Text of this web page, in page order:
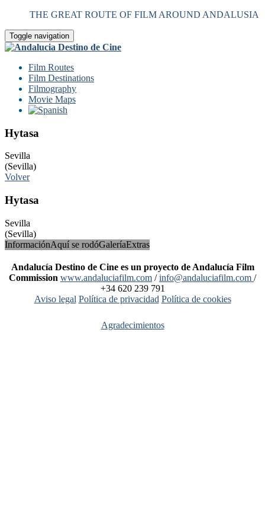
THE GREAT ROUTE OF FILM AROUND ANDALUSIA
Toggle navigation
Film Routes
Film Destinations
Filmography
Movie Maps
Hytasa
Sevilla
(Sevilla)
Volver
Hytasa
Sevilla
(Sevilla)
InformaciónAquí se rodóGaleríaExtras
Andalucía Destino de Cine es un proyecto de Andalucía Film
Commission www.andaluciafilm.com /info@andaluciafilm.com /
+34 620 239 791
Aviso legal Política de privacidad Política de cookies
Agradecimientos